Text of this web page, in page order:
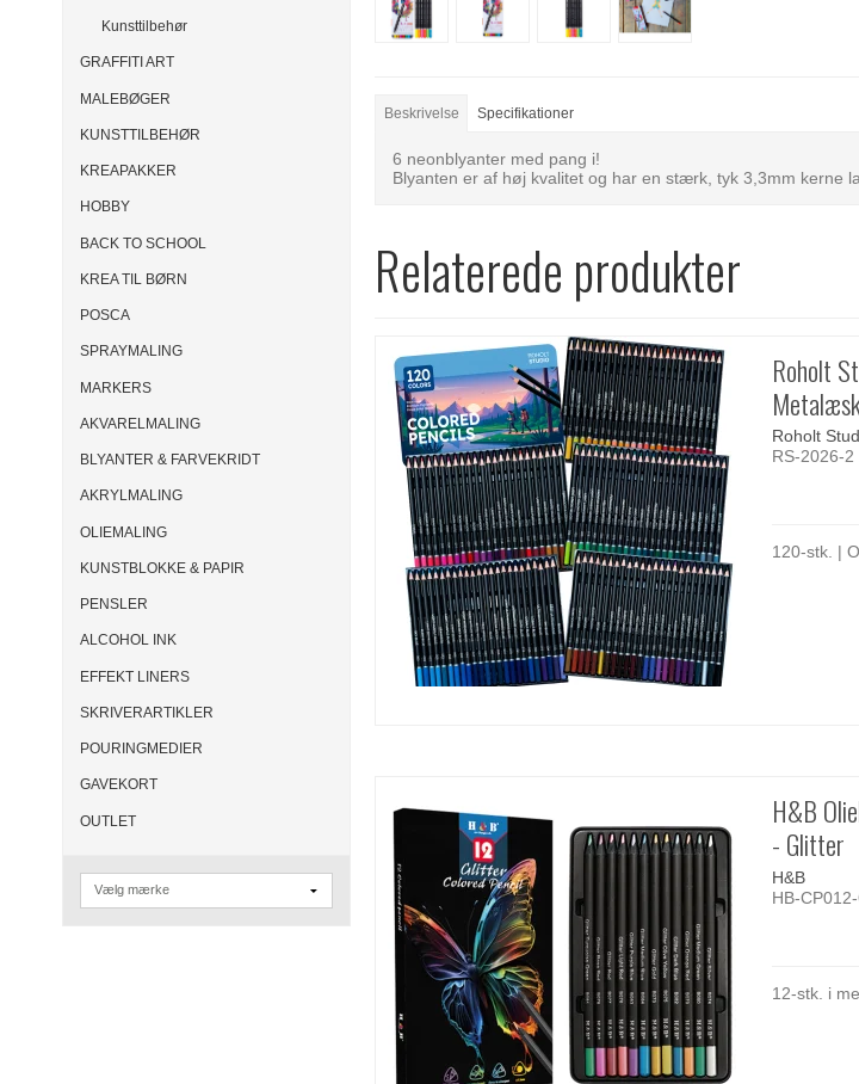
Kunsttilbehør
GRAFFITI ART
MALEBØGER
KUNSTTILBEHØR
KREAPAKKER
HOBBY
BACK TO SCHOOL
KREA TIL BØRN
POSCA
SPRAYMALING
MARKERS
AKVARELMALING
BLYANTER & FARVEKRIDT
AKRYLMALING
OLIEMALING
KUNSTBLOKKE & PAPIR
PENSLER
ALCOHOL INK
EFFEKT LINERS
SKRIVERARTIKLER
POURINGMEDIER
GAVEKORT
OUTLET
Beskrivelse Specifikationer
6 neonblyanter med pang i!
Blyanten er af høj kvalitet og har en stærk, tyk 3,3mm kerne
Relaterede produkter
Roholt
Roholt
RS-2026-2
120-stk. |
H&B
- Glitter
H&B
HB-
12-stk. i